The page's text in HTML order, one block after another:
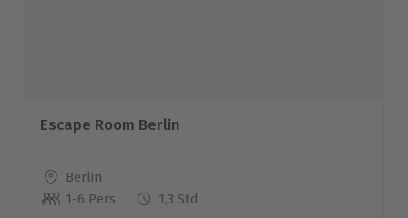
Escape Room Berlin
Standort
Berlin
Anzahl der Teilnehmer
1-6 Pers. 1,3 Std